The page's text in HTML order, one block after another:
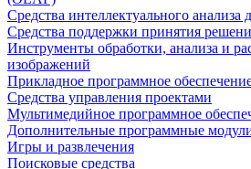
Средства интеллектуального
Средства поддержки принятия
Инструменты обработки, анализа и
изображений
Прикладное программное
Средства управления проектами
Мультимедийное программное
Дополнительные программные
Игры и развлечения
Поисковые средства